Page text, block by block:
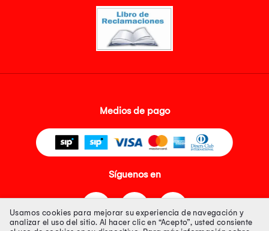
Medios de pago
Síguenos en
Usamos cookies para mejorar su experiencia de navegación y
analizar el uso del sitio. Al hacer clic en “Acepto”, usted consiente